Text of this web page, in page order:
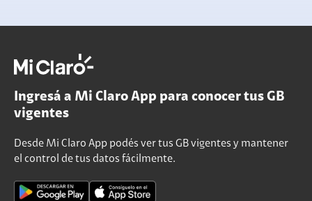
6)En caso de no activar un paquete Todo Incluido o de
se reiniciará el proceso.
Ingresá a Mi Claro App para conocer tus GB
vigentes
Desde Mi Claro App podés ver tus GB vigentes y mantener
el control de tus datos fácilmente.